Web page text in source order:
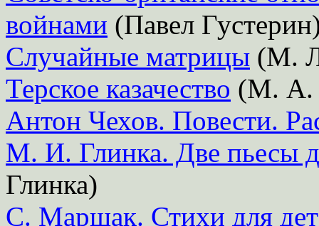
войнами (Павел
Случайные матрицы (М.
Терское казачество (М. А.
Антон Чехов. Повести.
М. И. Глинка. Две пьесы
Глинка)
С. Маршак. Стихи для